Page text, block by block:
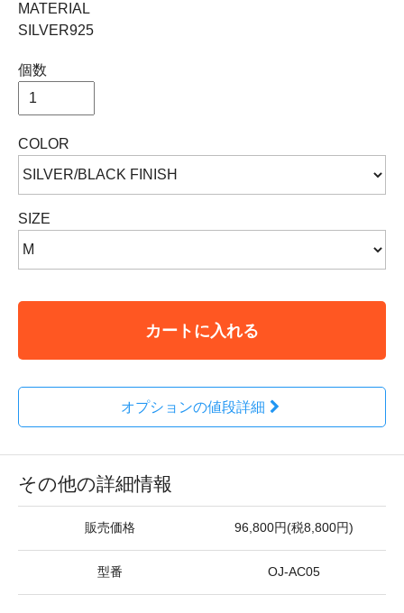
MATERIAL
SILVER925
個数
COLOR
SIZE
カートに入れる
オプションの値段詳細
その他の詳細情報
販売価格 96,800円(税8,800円)
型番 OJ-AC05